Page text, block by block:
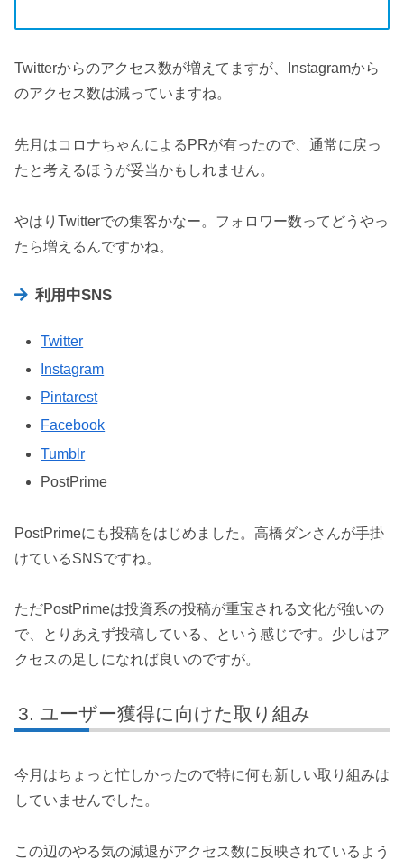
Twitterからのアクセス数が増えてますが、Instagramから
のアクセス数は減っていますね。
先月はコロナちゃんによるPRが有ったので、通常に戻っ
たと考えるほうが妥当かもしれません。
やはりTwitterでの集客かなー。フォロワー数ってどうやっ
たら増えるんですかね。
利用中SNS
Twitter
Instagram
Pintarest
Facebook
Tumblr
PostPrime
PostPrimeにも投稿をはじめました。高橋ダンさんが手掛
けているSNSですね。
ただPostPrimeは投資系の投稿が重宝される文化が強いの
で、とりあえず投稿している、という感じです。少しはア
クセスの足しになれば良いのですが。
ユーザー獲得に向けた取り組み
今月はちょっと忙しかったので特に何も新しい取り組みは
していませんでした。
この辺のやる気の減退がアクセス数に反映されているよう